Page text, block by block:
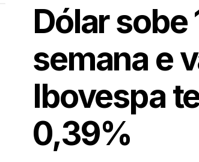
Dólar sobe
semana e
Ibovespa
0,39%